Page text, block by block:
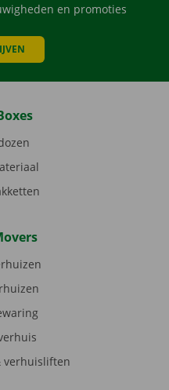
en promoties
verhuisliften